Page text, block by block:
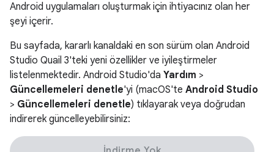
Android uygulamaları oluşturmak için ihtiyacınız olan her
şeyi içerir.
Bu sayfada, kararlı kanaldaki en son sürüm olan Android
Studio Quail 3'teki yeni özellikler ve iyileştirmeler
listelenmektedir. Android Studio'da Yardım >
Güncellemeleri denetle'yi (macOS'te Android Studio
> Güncellemeleri denetle) tıklayarak veya doğrudan
indirerek güncelleyebilirsiniz: